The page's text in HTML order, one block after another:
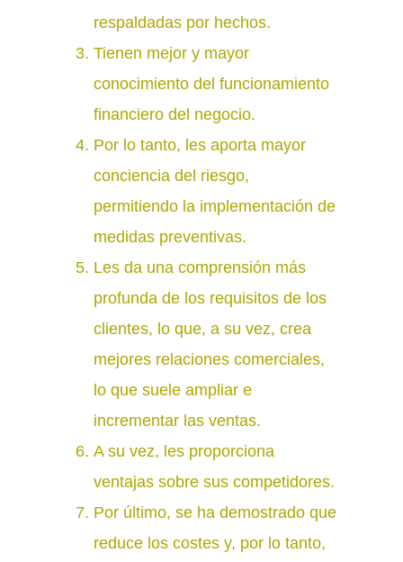
respaldadas por hechos.
Tienen mejor y mayor
conocimiento del funcionamiento
financiero del negocio.
Por lo tanto, les aporta mayor
conciencia del riesgo,
permitiendo la implementación de
medidas preventivas.
Les da una comprensión más
profunda de los requisitos de los
clientes, lo que, a su vez, crea
mejores relaciones comerciales,
lo que suele ampliar e
incrementar las ventas.
A su vez, les proporciona
ventajas sobre sus competidores.
Por último, se ha demostrado que
reduce los costes y, por lo tanto,